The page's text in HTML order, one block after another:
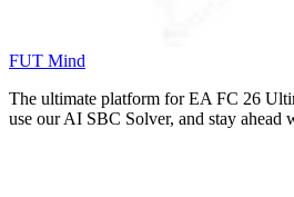
FUT Mind
The ultimate platform for EA FC 26
use our AI SBC Solver, and stay ahead